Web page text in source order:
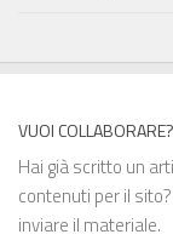
VUOI COLLABORARE?
Hai già scritto un
contenuti per il
inviare il materiale.